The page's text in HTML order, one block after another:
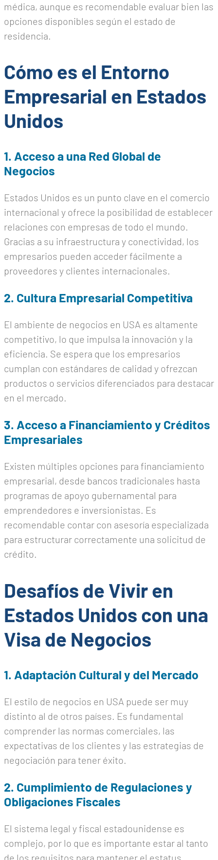
médica, aunque es recomendable evaluar bien las
opciones disponibles según el estado de
residencia.
Cómo es el Entorno
Empresarial en Estados
Unidos
1. Acceso a una Red Global de
Negocios
Estados Unidos es un punto clave en el comercio
internacional y ofrece la posibilidad de establecer
relaciones con empresas de todo el mundo.
Gracias a su infraestructura y conectividad, los
empresarios pueden acceder fácilmente a
proveedores y clientes internacionales.
2. Cultura Empresarial Competitiva
El ambiente de negocios en USA es altamente
competitivo, lo que impulsa la innovación y la
eficiencia. Se espera que los empresarios
cumplan con estándares de calidad y ofrezcan
productos o servicios diferenciados para destacar
en el mercado.
3. Acceso a Financiamiento y Créditos
Empresariales
Existen múltiples opciones para financiamiento
empresarial, desde bancos tradicionales hasta
programas de apoyo gubernamental para
emprendedores e inversionistas. Es
recomendable contar con asesoría especializada
para estructurar correctamente una solicitud de
crédito.
Desafíos de Vivir en
Estados Unidos con una
Visa de Negocios
1. Adaptación Cultural y del Mercado
El estilo de negocios en USA puede ser muy
distinto al de otros países. Es fundamental
comprender las normas comerciales, las
expectativas de los clientes y las estrategias de
negociación para tener éxito.
2. Cumplimiento de Regulaciones y
Obligaciones Fiscales
El sistema legal y fiscal estadounidense es
complejo, por lo que es importante estar al tanto
de los requisitos para mantener el estatus